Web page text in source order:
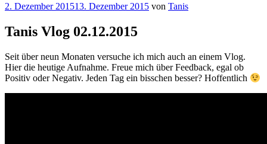
Veröffentlicht
2. Dezember 201513. Dezember 2015 von Tanis
Tanis Vlog 02.12.2015
Seit über neun Monaten versuche ich mich auch an einem Vlog.
Hier die heutige Aufnahme. Freue mich über Feedback, egal ob
Positiv oder Negativ. Jeden Tag ein bisschen besser? Hoffentlich